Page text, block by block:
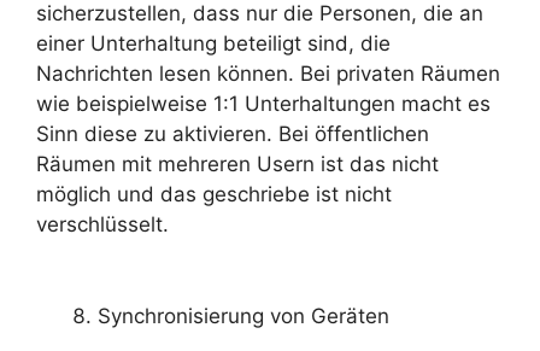
sicherzustellen, dass nur die Personen, die an
einer Unterhaltung beteiligt sind, die
Nachrichten lesen können. Bei privaten Räumen
wie beispielweise 1:1 Unterhaltungen macht es
Sinn diese zu aktivieren. Bei öffentlichen
Räumen mit mehreren Usern ist das nicht
möglich und das geschriebe ist nicht
verschlüsselt.
Synchronisierung von Geräten